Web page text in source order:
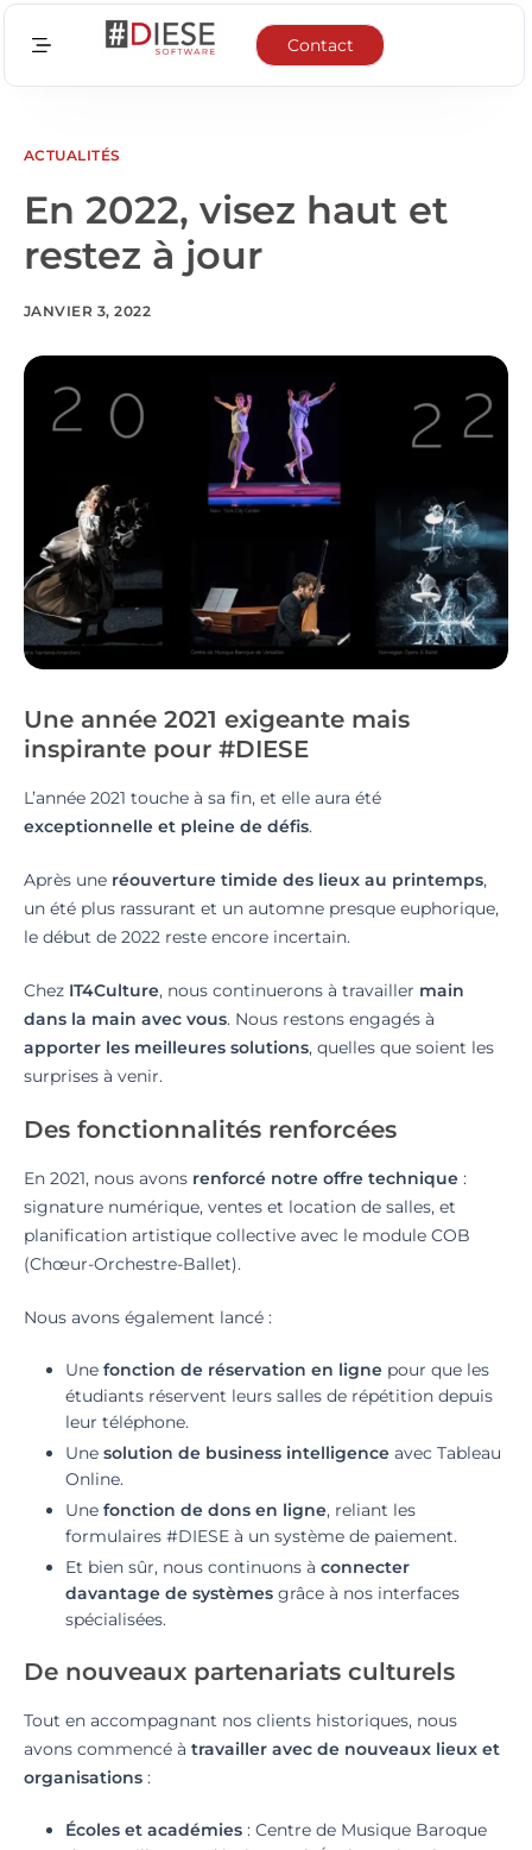
Secteurs
Fonctionnalités
Intégrations
Actualités
EN
Contact
ACTUALITÉS
En 2022, visez haut et
restez à jour
JANVIER 3, 2022
Une année 2021 exigeante mais
inspirante pour #DIESE
L’année 2021 touche à sa fin, et elle aura été
exceptionnelle et pleine de défis.
Après une réouverture timide des lieux au printemps,
un été plus rassurant et un automne presque euphorique,
le début de 2022 reste encore incertain.
Chez IT4Culture, nous continuerons à travailler main
dans la main avec vous. Nous restons engagés à
apporter les meilleures solutions, quelles que soient les
surprises à venir.
Des fonctionnalités renforcées
En 2021, nous avons renforcé notre offre technique :
signature numérique, ventes et location de salles, et
planification artistique collective avec le module COB
(Chœur-Orchestre-Ballet).
Nous avons également lancé :
Une fonction de réservation en ligne pour que les
étudiants réservent leurs salles de répétition depuis
leur téléphone.
Une solution de business intelligence avec Tableau
Online.
Une fonction de dons en ligne, reliant les
formulaires #DIESE à un système de paiement.
Et bien sûr, nous continuons à connecter
davantage de systèmes grâce à nos interfaces
spécialisées.
De nouveaux partenariats culturels
Tout en accompagnant nos clients historiques, nous
avons commencé à travailler avec de nouveaux lieux et
organisations :
Écoles et académies : Centre de Musique Baroque